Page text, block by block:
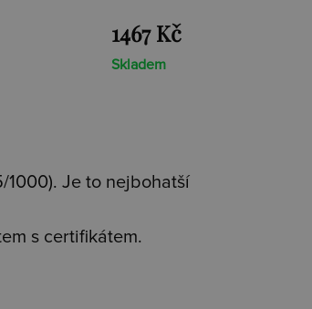
1467 Kč
Skladem
Je to nejbohatší
s certifikátem.